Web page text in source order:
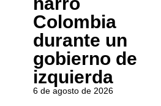
Colombia
durante un
gobierno de
izquierda
6 de agosto de 2026